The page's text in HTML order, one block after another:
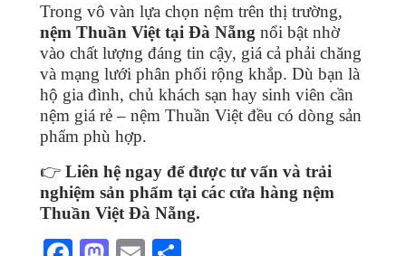
Trong vô vàn lựa chọn nệm trên thị trường,
nệm Thuần Việt tại Đà Nẵng nổi bật nhờ
vào chất lượng đáng tin cậy, giá cả phải chăng
và mạng lưới phân phối rộng khắp. Dù bạn là
hộ gia đình, chủ khách sạn hay sinh viên cần
nệm giá rẻ – nệm Thuần Việt đều có dòng sản
phẩm phù hợp.
👉 Liên hệ ngay để được tư vấn và trải
nghiệm sản phẩm tại các cửa hàng nệm
Thuần Việt Đà Nẵng.